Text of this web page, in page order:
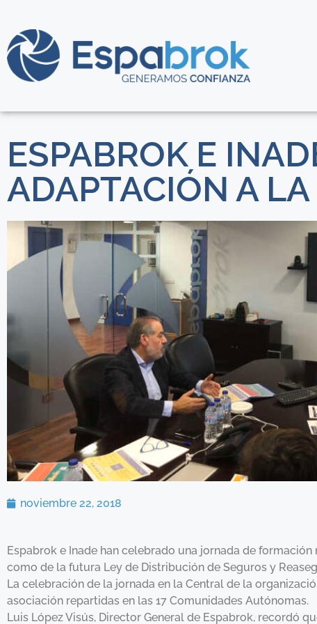
ESPABROK E
ADAPTACIÓN A
noviembre 22, 2018
Espabrok e Inade han celebrado una jornada de
como de la futura Ley de Distribución de Seguros y
La celebración de la jornada en la Central de la
asociación repartidas en las 17 Comunidades Autónomas.
Luis López Visús, Director General de Espabrok, recordó